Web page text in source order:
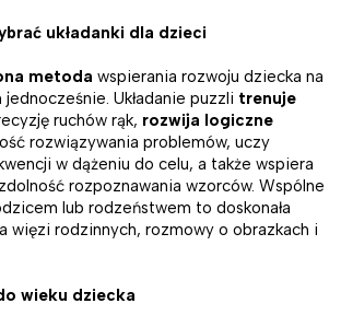
układanki dla dzieci
metoda wspierania rozwoju dziecka na
jednocześnie. Układanie puzzli trenuje
ruchów rąk, rozwija logiczne
rozwiązywania problemów, uczy
w dążeniu do celu, a także wspiera
rozpoznawania wzorców. Wspólne
lub rodzeństwem to doskonała
więzi rodzinnych, rozmowy o obrazkach i
wieku dziecka